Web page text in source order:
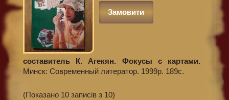
Замовити
составитель К. Агекян. Фокусы с картами.
Минск: Современный литератор. 1999р. 189с.
(Показано 10 записів з 10)